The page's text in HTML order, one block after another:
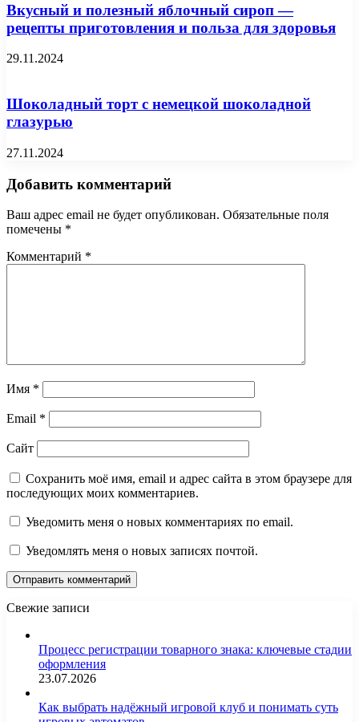
Вкусный и полезный яблочный сироп —
рецепты приготовления и польза для здоровья
29.11.2024
Шоколадный торт с немецкой шоколадной
глазурью
27.11.2024
Добавить комментарий
Ваш адрес email не будет опубликован. Обязательные поля
помечены *
Комментарий *
Имя *
Email *
Сайт
Сохранить моё имя, email и адрес сайта в этом браузере для
последующих моих комментариев.
Уведомить меня о новых комментариях по email.
Уведомлять меня о новых записях почтой.
Свежие записи
Процесс регистрации товарного знака: ключевые стадии
оформления
23.07.2026
Как выбрать надёжный игровой клуб и понимать суть